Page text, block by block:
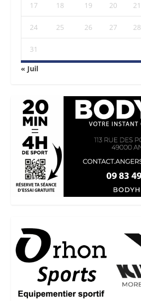
17 18 19 20 21
24 25 26 27 28
31
« Juil